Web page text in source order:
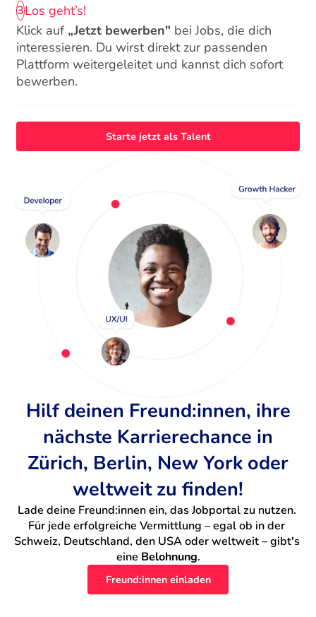
3Los geht’s!
Klick auf „Jetzt bewerben" bei Jobs, die dich
interessieren. Du wirst direkt zur passenden
Plattform weitergeleitet und kannst dich sofort
bewerben.
Starte jetzt als Talent
Hilf deinen Freund:innen, ihre
nächste Karrierechance in
Zürich, Berlin, New York oder
weltweit zu finden!
Lade deine Freund:innen ein, das Jobportal zu nutzen.
Für jede erfolgreiche Vermittlung – egal ob in der
Schweiz, Deutschland, den USA oder weltweit – gibt's
eine Belohnung.
Freund:innen einladen